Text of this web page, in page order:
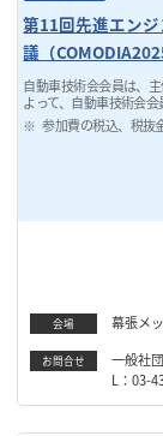
第11回先進エン
議（
自動車技術会会員は、
よって、自動車技術会会
参加費の税込、税抜
会場 幕張メ
お問合せ
一般社
L：03-